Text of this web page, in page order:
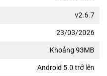
v2.6.7
23/03/2026
Khoảng 93MB
Android 5.0 trở lên